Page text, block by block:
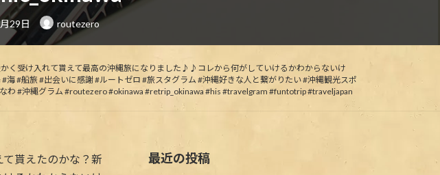
29日 routezero
受け入れて貰えて最高の沖縄旅になりました♪♪コレから何がしていけるかわからないけ
海 #船旅 #出会いに感謝 #ルートゼロ #旅スタグラム #沖縄好きな人と繋がりたい #沖縄観光スポ
わ #沖縄グラム #routezero #okinawa #retrip_okinawa #his #travelgram #funtotrip #traveljapan
最近の投稿